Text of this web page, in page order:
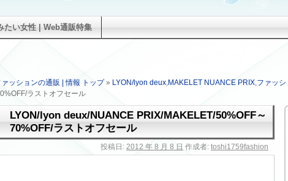
ッションの通販 | 情報 トップ» LYON/lyon deux,MAKELET NUANCE PRIX,ファッシ
ラストオフセール
LYON/lyon deux/NUANCE PRIX/MAKELET/50%OFF～
70%OFF/ラストオフセール
投稿日: 2012 年 8 月 8 日 作成者: toshi1759fashion
たい女性 | Web通販特集